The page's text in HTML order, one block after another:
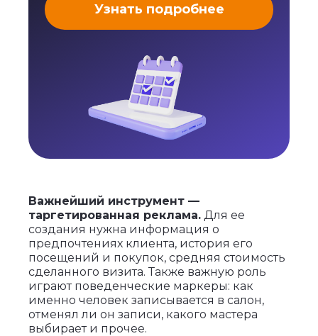
Узнать подробнее
Важнейший инструмент —
таргетированная реклама. Для ее
создания нужна информация о
предпочтениях клиента, история его
посещений и покупок, средняя стоимость
сделанного визита. Также важную роль
играют поведенческие маркеры: как
именно человек записывается в салон,
отменял ли он записи, какого мастера
выбирает и прочее.